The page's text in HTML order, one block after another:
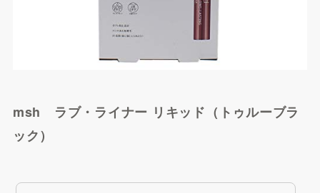
msh ラブ・ライナー リキッド（トゥルーブラ
ック）